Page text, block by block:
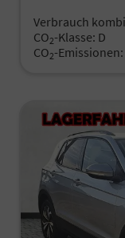
Verbrauch
CO2-Klasse: D
CO2-Emissionen: